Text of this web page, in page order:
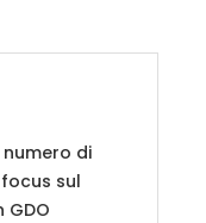
numero di
sul